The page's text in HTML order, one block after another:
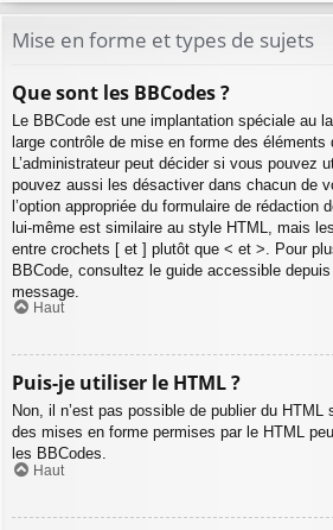
Mise en forme et types de sujets
Que sont les BBCodes ?
Le BBCode est une implantation spéciale au
large contrôle de mise en forme des éléments
L’administrateur peut décider si vous pouvez
pouvez aussi les désactiver dans chacun de
l’option appropriée du formulaire de rédaction
lui-même est similaire au style HTML, mais
entre crochets [ et ] plutôt que < et >. Pour
BBCode, consultez le guide accessible
message.
Haut
Puis-je utiliser le HTML ?
Non, il n’est pas possible de publier du HTML
des mises en forme permises par le HTML
les BBCodes.
Haut